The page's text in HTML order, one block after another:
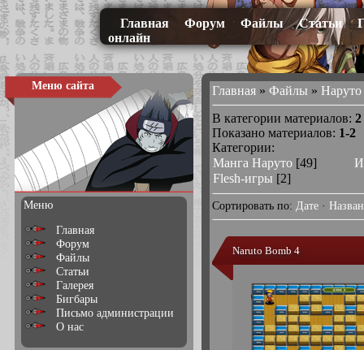
Главная Форум Файлы Статьи
онлайн
Меню сайта
Меню
Главная
Форум
Файлы
Статьи
Галерея
Бигбары
Письмо администрации
О нас
Главная » Файлы » Наруто
В категории материалов: 2
Показано материалов: 1-2
Категории:
Манга Наруто [49]
Flesh-игры [2]
Сортировать по: Дате ·
Naruto Bomb 4